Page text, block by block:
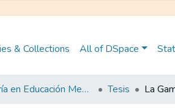
& Collections All of DSpace
Maestría en Educación Mención en Pedagogía en Entornos Digitales Tesis